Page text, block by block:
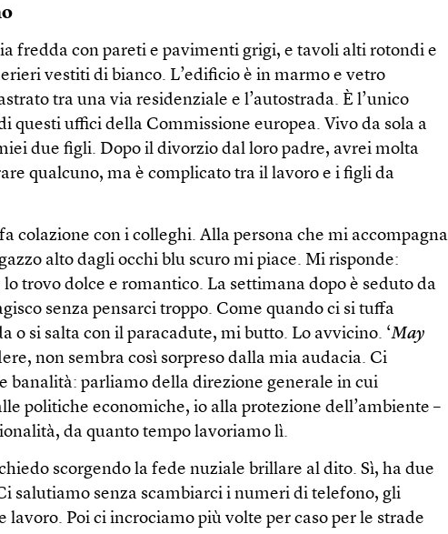
fredda con pareti e pavimenti grigi, e tavoli alti rotondi e
vestiti di bianco. L’edificio è in marmo e vetro
tra una via residenziale e l’autostrada. È l’unico
questi uffici della Commissione europea. Vivo da sola a
due figli. Dopo il divorzio dal loro padre, avrei molta
qualcuno, ma è complicato tra il lavoro e i figli da
colazione con i colleghi. Alla persona che mi accompagna
alto dagli occhi blu scuro mi piace. Mi risponde:
lo trovo dolce e romantico. La settimana dopo è seduto da
senza pensarci troppo. Come quando ci si tuffa
o si salta con il paracadute, mi butto. Lo avvicino. ‘May
non sembra così sorpreso dalla mia audacia. Ci
banalità: parliamo della direzione generale in cui
politiche economiche, io alla protezione dell’ambiente –
da quanto tempo lavoriamo lì.
chiedo scorgendo la fede nuziale brillare al dito. Sì, ha due
salutiamo senza scambiarci i numeri di telefono, gli
lavoro. Poi ci incrociamo più volte per caso per le strade